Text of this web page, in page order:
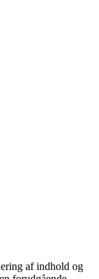
af indhold og